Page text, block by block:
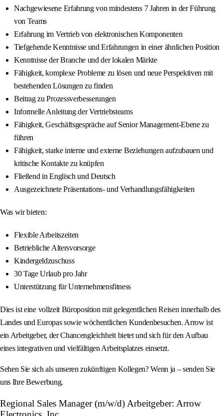
Nachgewiesene Erfahrung von mindestens 7 Jahren in der Führung
von Teams
Erfahrung im Vertrieb von elektronischen Komponenten
Tiefgehende Kenntnisse und Erfahrungen in einer ähnlichen Position
Kenntnisse der Branche und der lokalen Märkte
Fähigkeit, komplexe Probleme zu lösen und neue Perspektiven mit
bestehenden Lösungen zu finden
Beitrag zu Prozessverbesserungen
Informelle Anleitung der Vertriebsteams
Fähigkeit, Geschäftsgespräche auf Senior Management-Ebene zu
führen
Fähigkeit, starke interne und externe Beziehungen aufzubauen und
kritische Kontakte zu knüpfen
Fließend in Englisch und Deutsch
Ausgezeichnete Präsentations- und Verhandlungsfähigkeiten
Was wir bieten:
Flexible Arbeitszeiten
Betriebliche Altersvorsorge
Kindergeldzuschuss
30 Tage Urlaub pro Jahr
Unterstützung für Unternehmensfitness
Dies ist eine vollzeit Büroposition mit gelegentlichen Reisen innerhalb des
Landes und Europas sowie wöchentlichen Kundenbesuchen. Arrow ist
ein Arbeitgeber, der Chancengleichheit bietet und sich für den Aufbau
eines integrativen und vielfältigen Arbeitsplatzes einsetzt.
Sehen Sie sich als unseren zukünftigen Kollegen? Wenn ja – senden Sie
uns Ihre Bewerbung.
Regional Sales Manager (m/w/d) Arbeitgeber: Arrow